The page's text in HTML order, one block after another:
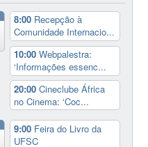
8:00 Recepção à
Comunidade Internacio...
10:00Webpalestra:
‘Informações essenc...
20:00Cineclube África
no Cinema: ‘Coc...
9:00 Feira do Livro da
UFSC